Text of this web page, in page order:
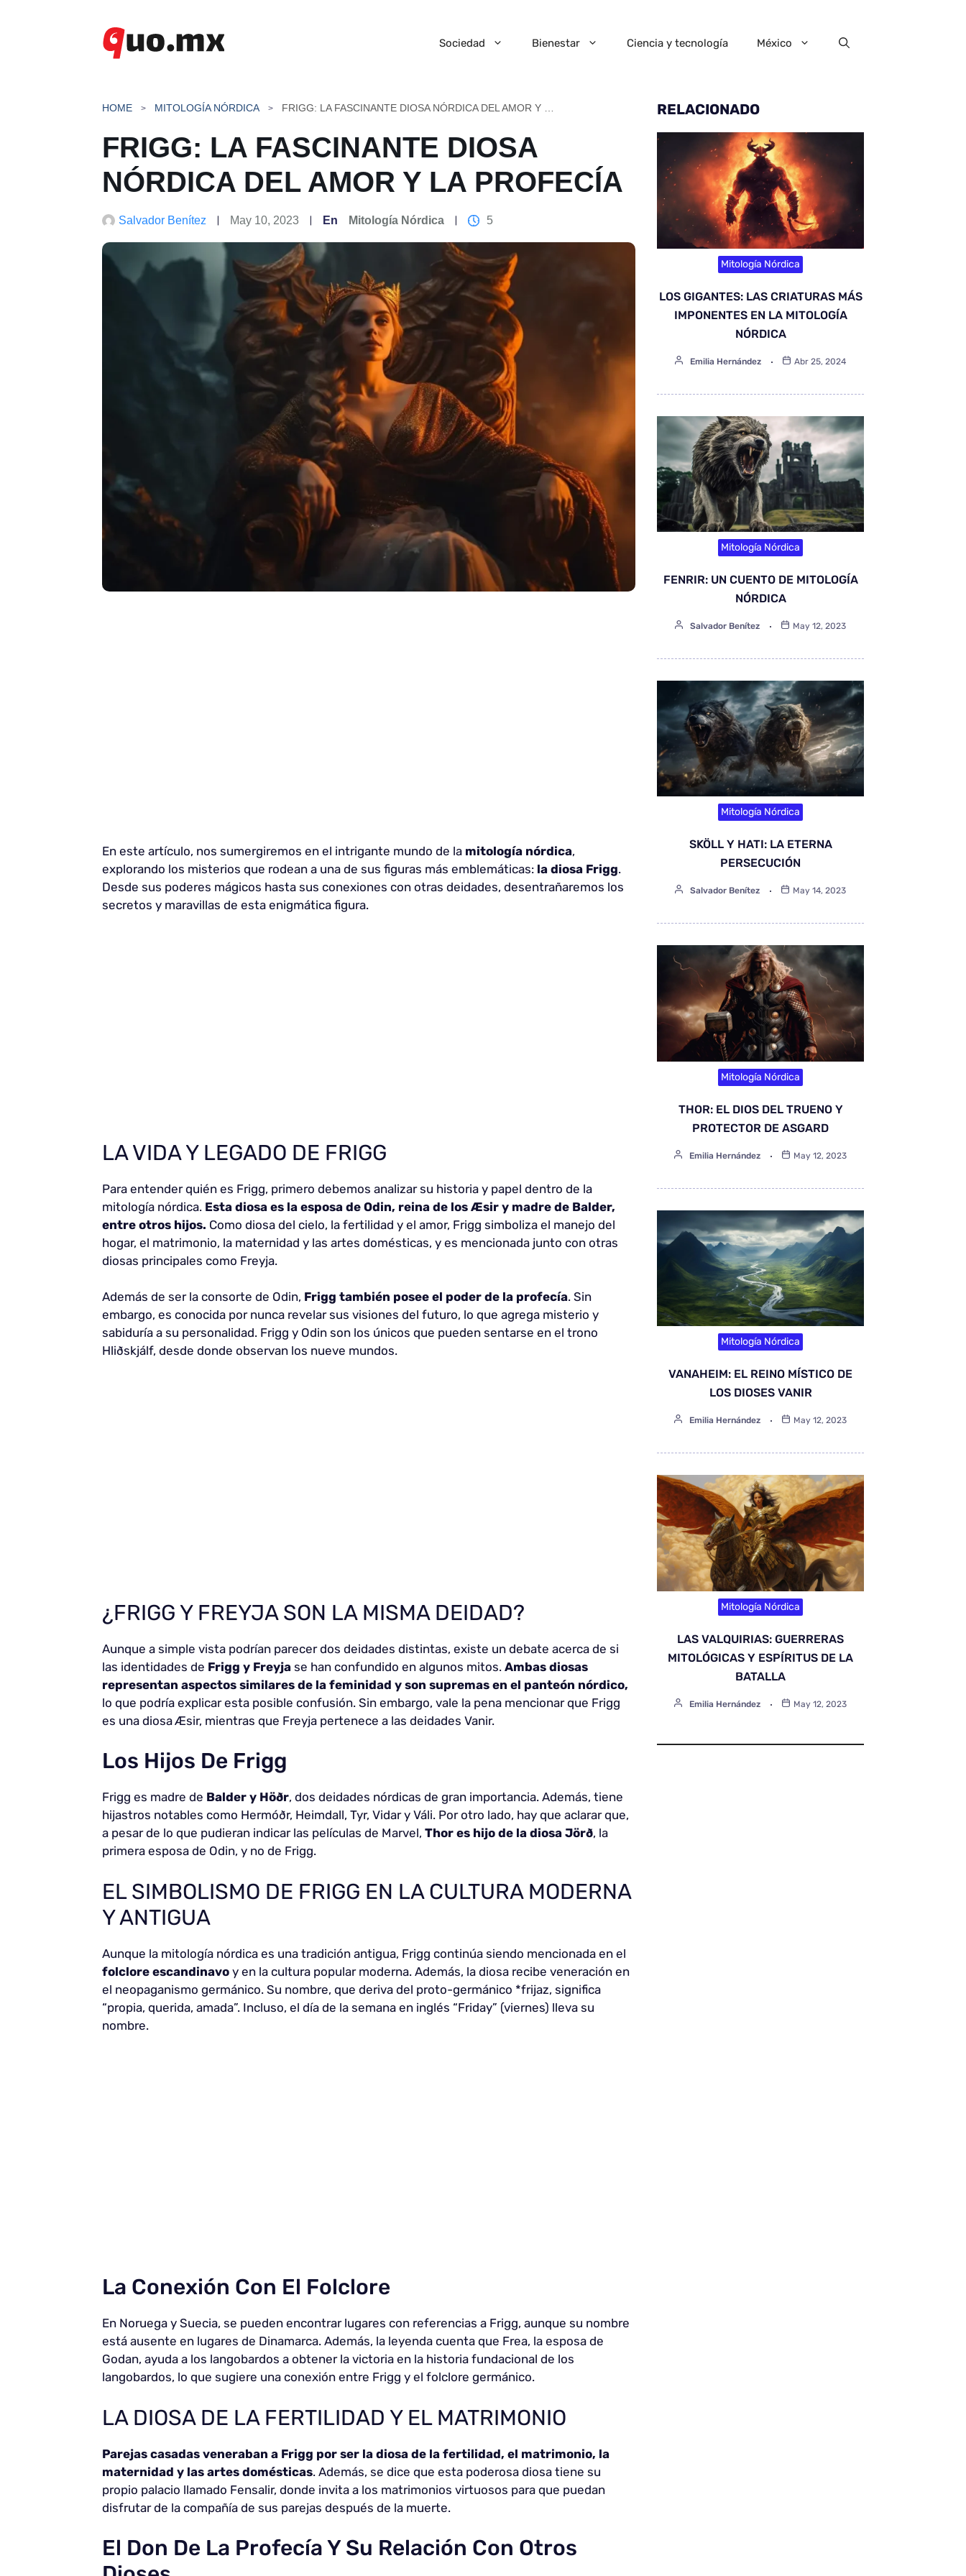
Sociedad Bienestar Ciencia y tecnología México
HOME MITOLOGÍA NÓRDICA
FRIGG: LA FASCINANTE DIOSA
NÓRDICA DEL AMOR Y LA PROFECÍA
Salvador Benítez May 10, 2023 En Mitología Nórdica 5
En este artículo, nos sumergiremos en el intrigante mundo de la mitología nórdica,
explorando los misterios que rodean a una de sus figuras más emblemáticas: la diosa Frigg.
Desde sus poderes mágicos hasta sus conexiones con otras deidades, desentrañaremos los
secretos y maravillas de esta enigmática figura.
LA VIDA Y LEGADO DE FRIGG
Para entender quién es Frigg, primero debemos analizar su historia y papel dentro de la
mitología nórdica. Esta diosa es la esposa de Odin, reina de los Æsir y madre de Balder,
entre otros hijos. Como diosa del cielo, la fertilidad y el amor, Frigg simboliza el manejo del
hogar, el matrimonio, la maternidad y las artes domésticas, y es mencionada junto con otras
diosas principales como Freyja.
Además de ser la consorte de Odin, Frigg también posee el poder de la profecía. Sin
embargo, es conocida por nunca revelar sus visiones del futuro, lo que agrega misterio y
sabiduría a su personalidad. Frigg y Odin son los únicos que pueden sentarse en el trono
Hliðskjálf, desde donde observan los nueve mundos.
¿FRIGG Y FREYJA SON LA MISMA DEIDAD?
Aunque a simple vista podrían parecer dos deidades distintas, existe un debate acerca de si
las identidades de Frigg y Freyja se han confundido en algunos mitos. Ambas diosas
representan aspectos similares de la feminidad y son supremas en el panteón nórdico,
lo que podría explicar esta posible confusión. Sin embargo, vale la pena mencionar que Frigg
es una diosa Æsir, mientras que Freyja pertenece a las deidades Vanir.
Los Hijos De Frigg
Frigg es madre de Balder y Höðr, dos deidades nórdicas de gran importancia. Además, tiene
hijastros notables como Hermóðr, Heimdall, Tyr, Vidar y Váli. Por otro lado, hay que aclarar que,
a pesar de lo que pudieran indicar las películas de Marvel, Thor es hijo de la diosa Jörð, la
primera esposa de Odin, y no de Frigg.
EL SIMBOLISMO DE FRIGG EN LA CULTURA MODERNA
Y ANTIGUA
Aunque la mitología nórdica es una tradición antigua, Frigg continúa siendo mencionada en el
folclore escandinavo y en la cultura popular moderna. Además, la diosa recibe veneración en
el neopaganismo germánico. Su nombre, que deriva del proto-germánico *frijaz, significa
“propia, querida, amada”. Incluso, el día de la semana en inglés “Friday” (viernes) lleva su
nombre.
La Conexión Con El Folclore
En Noruega y Suecia, se pueden encontrar lugares con referencias a Frigg, aunque su nombre
está ausente en lugares de Dinamarca. Además, la leyenda cuenta que Frea, la esposa de
Godan, ayuda a los langobardos a obtener la victoria en la historia fundacional de los
langobardos, lo que sugiere una conexión entre Frigg y el folclore germánico.
LA DIOSA DE LA FERTILIDAD Y EL MATRIMONIO
Parejas casadas veneraban a Frigg por ser la diosa de la fertilidad, el matrimonio, la
maternidad y las artes domésticas. Además, se dice que esta poderosa diosa tiene su
propio palacio llamado Fensalir, donde invita a los matrimonios virtuosos para que puedan
disfrutar de la compañía de sus parejas después de la muerte.
El Don De La Profecía Y Su Relación Con Otros
RELACIONADO
Mitología Nórdica
LOS GIGANTES: LAS CRIATURAS MÁS
IMPONENTES EN LA MITOLOGÍA
NÓRDICA
Emilia Hernández Abr 25, 2024
Mitología Nórdica
FENRIR: UN CUENTO DE MITOLOGÍA
NÓRDICA
Salvador Benítez May 12, 2023
Mitología Nórdica
SKÖLL Y HATI: LA ETERNA
PERSECUCIÓN
Salvador Benítez May 14, 2023
Mitología Nórdica
THOR: EL DIOS DEL TRUENO Y
PROTECTOR DE ASGARD
Emilia Hernández May 12, 2023
Mitología Nórdica
VANAHEIM: EL REINO MÍSTICO DE
LOS DIOSES VANIR
Emilia Hernández May 12, 2023
Mitología Nórdica
LAS VALQUIRIAS: GUERRERAS
MITOLÓGICAS Y ESPÍRITUS DE LA
BATALLA
Emilia Hernández May 12, 2023